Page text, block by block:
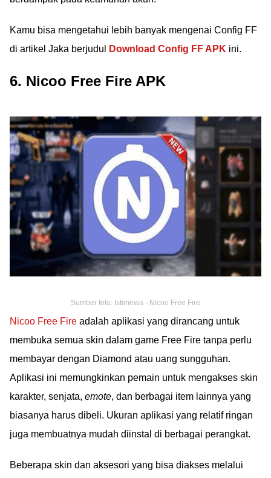
Kamu bisa mengetahui lebih banyak mengenai Config FF
di artikel Jaka berjudul
Download Config FF APK ini.
6. Nicoo Free Fire APK
Sumber foto: Istimewa - Nicoo Free Fire
Nicoo Free Fire adalah aplikasi yang dirancang untuk
membuka semua skin dalam game Free Fire tanpa perlu
membayar dengan Diamond atau uang sungguhan.
Aplikasi ini memungkinkan pemain untuk mengakses skin
karakter, senjata, emote, dan berbagai item lainnya yang
biasanya harus dibeli. Ukuran aplikasi yang relatif ringan
juga membuatnya mudah diinstal di berbagai perangkat.
Beberapa skin dan aksesori yang bisa diakses melalui